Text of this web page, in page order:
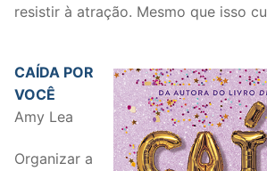
resistir à atração. Mesmo que isso
CAÍDA POR
VOCÊ
Amy Lea
Organizar a